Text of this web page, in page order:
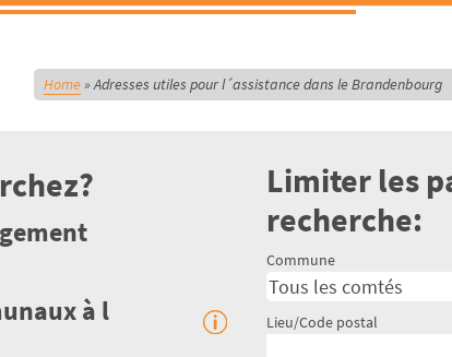
Home»Adresses utiles pour l´assistance dans le Brandenbourg
à l
Limiter les
recherche:
Commune
Lieu/Code postal